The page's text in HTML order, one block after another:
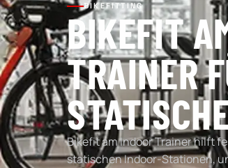
BIKEFITTING
BIKEFIT
TRAINER
Bikefit am Indoor Trainer hilft
statischen Indoor-Stationen,